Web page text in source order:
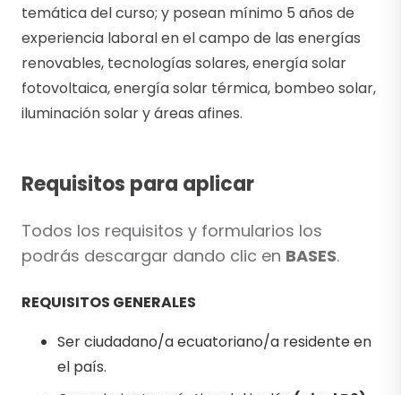
temática del curso; y posean mínimo 5 años de
experiencia laboral en el campo de las energías
renovables, tecnologías solares, energía solar
fotovoltaica, energía solar térmica, bombeo solar,
iluminación solar y áreas afines.
Requisitos para aplicar
Todos los requisitos y formularios los
podrás descargar dando clic en BASES.
REQUISITOS GENERALES
Ser ciudadano/a ecuatoriano/a residente en
el país.